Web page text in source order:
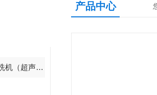
实验室超声波清洗机（超声波清洗器）
产品中心